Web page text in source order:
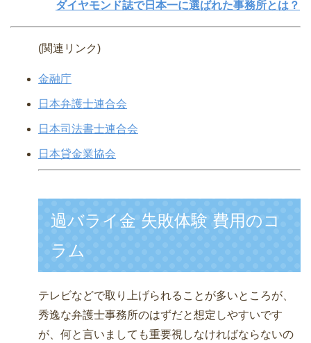
ダイヤモンド誌で日本一に選ばれた事務所とは？
(関連リンク)
金融庁
日本弁護士連合会
日本司法書士連合会
日本貸金業協会
過バライ金 失敗体験 費用のコ
ラム
テレビなどで取り上げられることが多いところが、
秀逸な弁護士事務所のはずだと想定しやすいです
が、何と言いましても重要視しなければならないの